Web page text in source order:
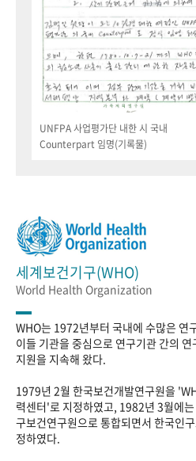
UNFPA 사업평가단 내한 시 국내
Counterpart 임명(기록물)
세계보건기구(WHO)
World Health Organization
WHO는 1972년부터 국내에 수많은 연
이들 기관을 중심으로 연구기관 간의
지원을 지속해 왔다.
1979년 2월 한국보건개발연구원을
력센터'로 지정하였고, 1982년 3월에
구보건연구원으로 통합되면서 한국인
정하였다.